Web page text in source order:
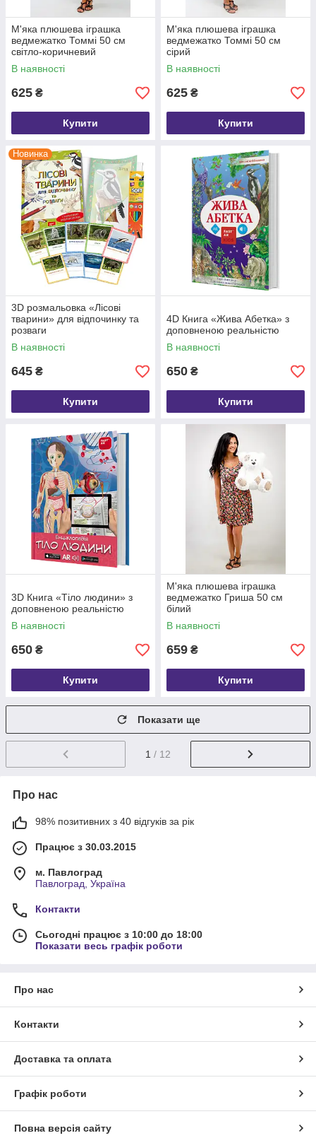
М'яка плюшева іграшка
ведмежатко Томмі 50 см
світло-коричневий
В наявності
625 ₴
Купити
М'яка плюшева іграшка
ведмежатко Томмі 50 см
сірий
В наявності
625 ₴
Купити
Новинка
3D розмальовка «Лісові
тварини» для відпочинку та
розваги
В наявності
645 ₴
Купити
4D Книга «Жива Абетка» з
доповненою реальнiстю
В наявності
650 ₴
Купити
3D Книга «Тіло людини» з
доповненою реальністю
В наявності
650 ₴
Купити
М'яка плюшева іграшка
ведмежатко Гриша 50 см
білий
В наявності
659 ₴
Купити
Показати ще
1 / 12
Про нас
98% позитивних з 40 відгуків за рік
Працює з 30.03.2015
м. Павлоград
Павлоград, Україна
Контакти
Сьогодні працює з 10:00 до 18:00
Показати весь графік роботи
Про нас
Контакти
Доставка та оплата
Графік роботи
Повна версія сайту